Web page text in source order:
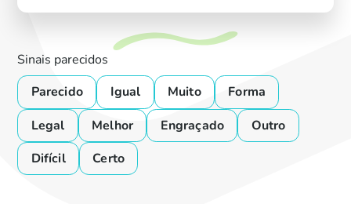
Sinais parecidos
Parecido
Igual Muito
Forma
Legal
Melhor Engraçado
Outro
Difícil
Certo